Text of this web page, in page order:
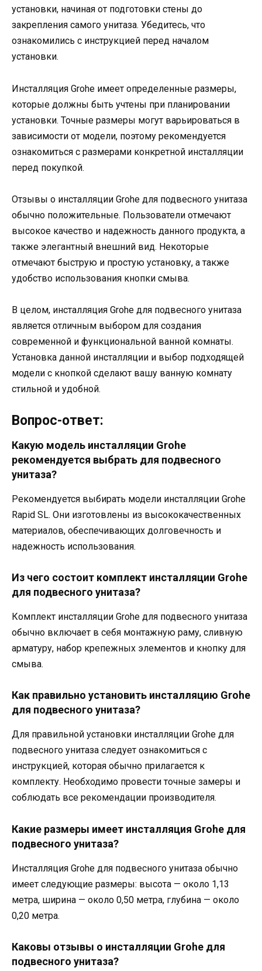
установки, начиная от подготовки стены до
закрепления самого унитаза. Убедитесь, что
ознакомились с инструкцией перед началом
установки.
Инсталляция Grohe имеет определенные размеры,
которые должны быть учтены при планировании
установки. Точные размеры могут варьироваться в
зависимости от модели, поэтому рекомендуется
ознакомиться с размерами конкретной инсталляции
перед покупкой.
Отзывы о инсталляции Grohe для подвесного унитаза
обычно положительные. Пользователи отмечают
высокое качество и надежность данного продукта, а
также элегантный внешний вид. Некоторые
отмечают быструю и простую установку, а также
удобство использования кнопки смыва.
В целом, инсталляция Grohe для подвесного унитаза
является отличным выбором для создания
современной и функциональной ванной комнаты.
Установка данной инсталляции и выбор подходящей
модели с кнопкой сделают вашу ванную комнату
стильной и удобной.
Вопрос-ответ:
Какую модель инсталляции Grohe
рекомендуется выбрать для подвесного
унитаза?
Рекомендуется выбирать модели инсталляции Grohe
Rapid SL. Они изготовлены из высококачественных
материалов, обеспечивающих долговечность и
надежность использования.
Из чего состоит комплект инсталляции Grohe
для подвесного унитаза?
Комплект инсталляции Grohe для подвесного унитаза
обычно включает в себя монтажную раму, сливную
арматуру, набор крепежных элементов и кнопку для
смыва.
Как правильно установить инсталляцию Grohe
для подвесного унитаза?
Для правильной установки инсталляции Grohe для
подвесного унитаза следует ознакомиться с
инструкцией, которая обычно прилагается к
комплекту. Необходимо провести точные замеры и
соблюдать все рекомендации производителя.
Какие размеры имеет инсталляция Grohe для
подвесного унитаза?
Инсталляция Grohe для подвесного унитаза обычно
имеет следующие размеры: высота — около 1,13
метра, ширина — около 0,50 метра, глубина — около
0,20 метра.
Каковы отзывы о инсталляции Grohe для
подвесного унитаза?